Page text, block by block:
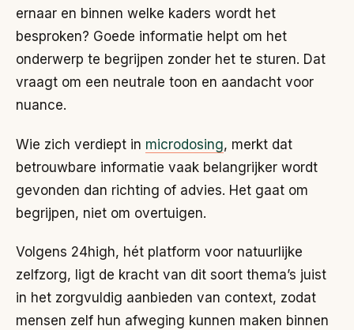
ernaar en binnen welke kaders wordt het
besproken? Goede informatie helpt om het
onderwerp te begrijpen zonder het te sturen. Dat
vraagt om een neutrale toon en aandacht voor
nuance.
Wie zich verdiept in microdosing, merkt dat
betrouwbare informatie vaak belangrijker wordt
gevonden dan richting of advies. Het gaat om
begrijpen, niet om overtuigen.
Volgens 24high, hét platform voor natuurlijke
zelfzorg, ligt de kracht van dit soort thema’s juist
in het zorgvuldig aanbieden van context, zodat
mensen zelf hun afweging kunnen maken binnen